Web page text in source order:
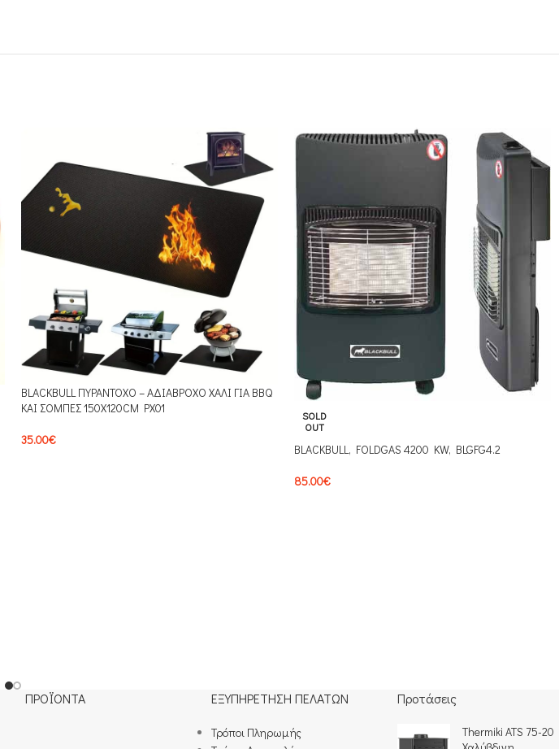
BLACKBULL ΠΥΡΑΝΤΟΧΟ – ΑΔΙΑΒΡΟΧΟ ΧΑΛΙ ΓΙΑ BBQ
ΚΑΙ ΣΟΜΠΕΣ 150Χ120CM PX01
35.00€
SOLD
OUT
BLACKBULL, FOLDGAS 4200 KW, BLGFG4.2
85.00€
ΠΡΟΪΟΝΤΑ ΕΞΥΠΗΡΕΤΗΣΗ ΠΕΛΑΤΩΝ
Τρόποι Πληρωμής​
Προτάσεις
Thermiki ATS 75-20